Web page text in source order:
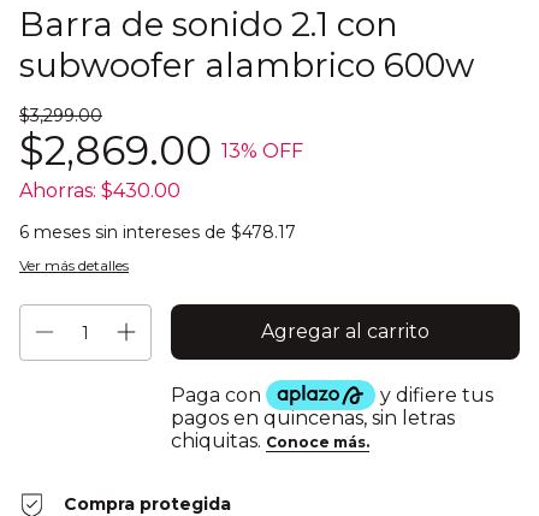
Barra de sonido 2.1 con
subwoofer alambrico 600w
$3,299.00
$2,869.00 13% OFF
Ahorras: $430.00
6 meses sin intereses de $478.17
Ver más detalles
Compra protegida